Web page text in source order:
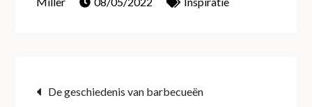
Post
De geschiedenis van barbecueën